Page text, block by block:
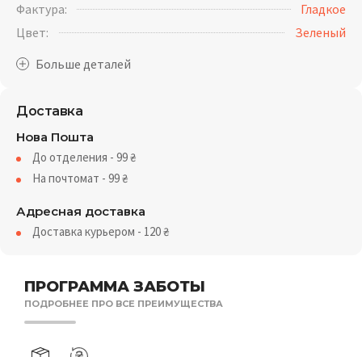
ПРОГРАММА ЗАБОТЫ
ПОДРОБНЕЕ ПРО ВСЕ ПРЕИМУЩЕСТВА
Фактура:
Гладкое
Цвет:
Зеленый
Доставка
Нова Пошта
До отделения - 99₴
На почтомат - 99₴
Адресная доставка
Доставка курьером - 120₴